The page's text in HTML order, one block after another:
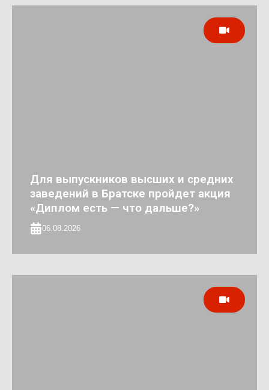
Для выпускников высших и средних
заведений в Братске пройдет акция
«Диплом есть — что дальше?»
06.08.2026